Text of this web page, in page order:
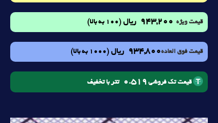
قیمت ویژه 943,200 ریال (100 به بالا)
قیمت فوق العاده934,800 ریال (1000 به بالا)
قیمت تک فروشی 0.519 تتر با تخفیف